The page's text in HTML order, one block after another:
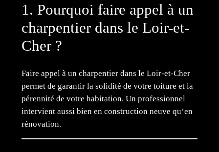
1. Pourquoi faire appel à un
charpentier dans le Loir-et-
Cher ?
Faire appel à un charpentier dans le Loir-et-Cher
permet de garantir la solidité de votre toiture et la
pérennité de votre habitation. Un professionnel
intervient aussi bien en construction neuve qu’en
rénovation.